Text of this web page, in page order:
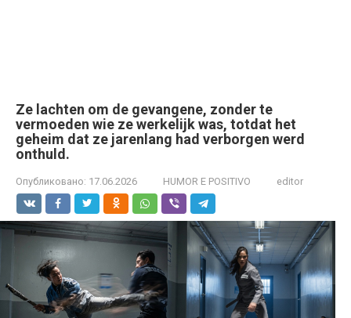
Ze lachten om de gevangene, zonder te
vermoeden wie ze werkelijk was, totdat het
geheim dat ze jarenlang had verborgen werd
onthuld.
Опубликовано: 17.06.2026 HUMOR E POSITIVO editor